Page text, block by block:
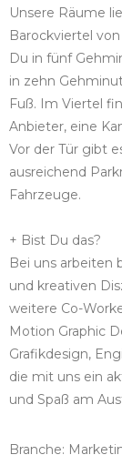
Unsere Räume
Barockviertel
Du in fünf
in zehn
Fuß. Im Viertel
Anbieter, eine
Vor der Tür gibt
ausreichend
Fahrzeuge.
+ Bist Du das?
Bei uns arbeiten
und kreativen
weitere Co-
Motion Graphic
Grafikdesign,
die mit uns ein
und Spaß am
Branche: